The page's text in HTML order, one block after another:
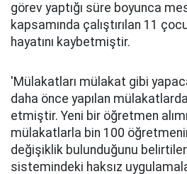
görev yaptığı süre boyunca
kapsamında çalıştırılan 11
hayatını kaybetmiştir.
'Mülakatları mülakat gibi
daha önce yapılan
etmiştir. Yeni bir öğretmen
mülakatlarla bin 100
değişiklik bulunduğunu
sistemindeki haksız